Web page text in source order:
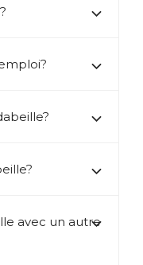
avec un autre